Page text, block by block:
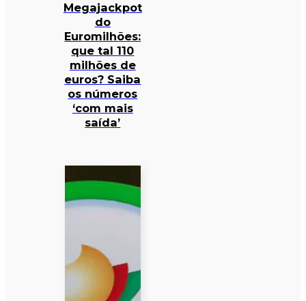
Megajackpot
do
Euromilhões:
que tal 110
milhões de
euros? Saiba
os números
‘com mais
saída’